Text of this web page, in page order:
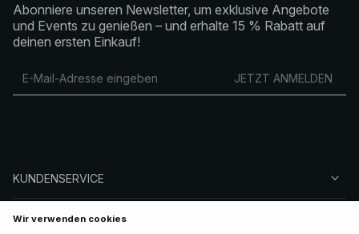
Abonniere unseren Newsletter, um exklusive Angebote
und Events zu genießen – und erhalte 15 % Rabatt auf
deinen ersten Einkauf!
JETZT ANMELDEN
KUNDENSERVICE
ÜBER NA-KD